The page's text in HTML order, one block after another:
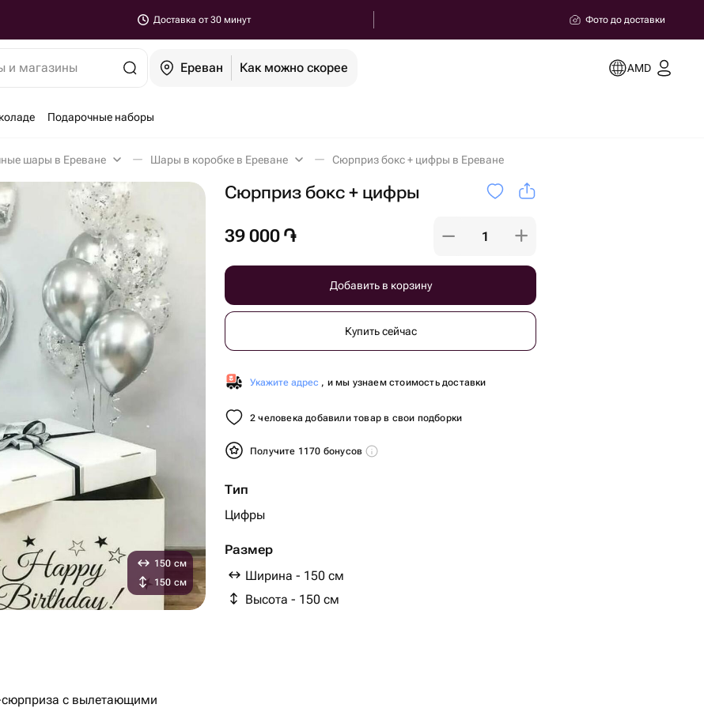
Доставка от 30 минут Фото до доставки
и магазины Ереван Как можно скорее AMD
Подарочные наборы
шары в Ереване Шары в коробке в Ереване Сюрприз бокс + цифры в Ереване
Сюрприз бокс + цифры
39 000 ֏
Добавить в корзину
Купить сейчас
Укажите адрес , и мы узнаем стоимость доставки
2 человека добавили товар в свои подборки
Получите 1170 бонусов
Тип
Цифры
Размер
Ширина - 150 см
Высота - 150 см
150 см
150 см
сюрприза с вылетающими